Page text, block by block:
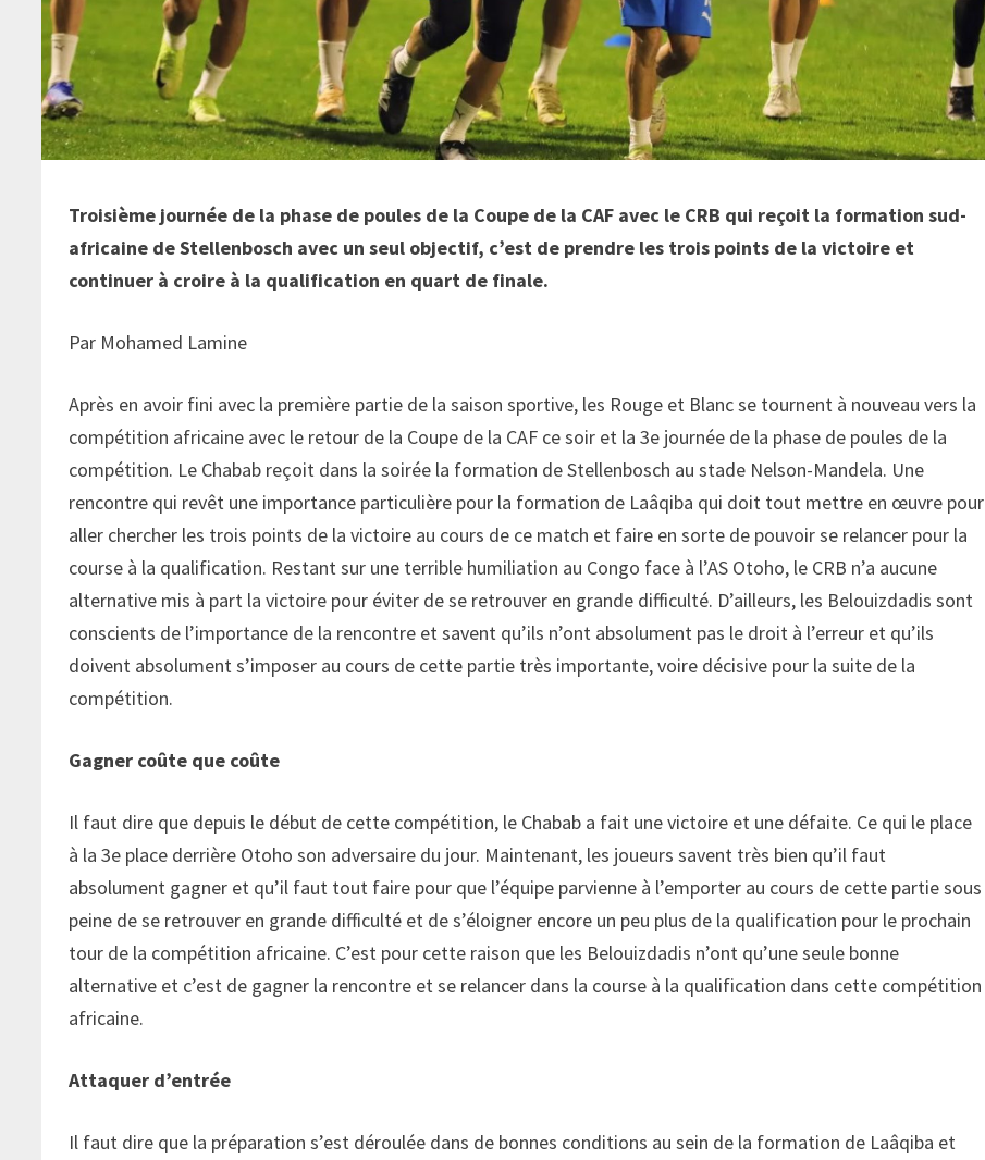
Troisième journée de la phase de poules de la Coupe de la CAF avec le CRB qui reçoit la formation sud-
africaine de Stellenbosch avec un seul objectif, c’est de prendre les trois points de la victoire et
continuer à croire à la qualification en quart de finale.
Par Mohamed Lamine
Après en avoir fini avec la première partie de la saison sportive, les Rouge et Blanc se tournent à nouveau vers la
compétition africaine avec le retour de la Coupe de la CAF ce soir et la 3e journée de la phase de poules de la
compétition. Le Chabab reçoit dans la soirée la formation de Stellenbosch au stade Nelson-Mandela. Une
rencontre qui revêt une importance particulière pour la formation de Laâqiba qui doit tout mettre en œuvre pour
aller chercher les trois points de la victoire au cours de ce match et faire en sorte de pouvoir se relancer pour la
course à la qualification. Restant sur une terrible humiliation au Congo face à l’AS Otoho, le CRB n’a aucune
alternative mis à part la victoire pour éviter de se retrouver en grande difficulté. D’ailleurs, les Belouizdadis sont
conscients de l’importance de la rencontre et savent qu’ils n’ont absolument pas le droit à l’erreur et qu’ils
doivent absolument s’imposer au cours de cette partie très importante, voire décisive pour la suite de la
compétition.
Gagner coûte que coûte
Il faut dire que depuis le début de cette compétition, le Chabab a fait une victoire et une défaite. Ce qui le place
à la 3e place derrière Otoho son adversaire du jour. Maintenant, les joueurs savent très bien qu’il faut
absolument gagner et qu’il faut tout faire pour que l’équipe parvienne à l’emporter au cours de cette partie sous
peine de se retrouver en grande difficulté et de s’éloigner encore un peu plus de la qualification pour le prochain
tour de la compétition africaine. C’est pour cette raison que les Belouizdadis n’ont qu’une seule bonne
alternative et c’est de gagner la rencontre et se relancer dans la course à la qualification dans cette compétition
africaine.
Attaquer d’entrée
Il faut dire que la préparation s’est déroulée dans de bonnes conditions au sein de la formation de Laâqiba et